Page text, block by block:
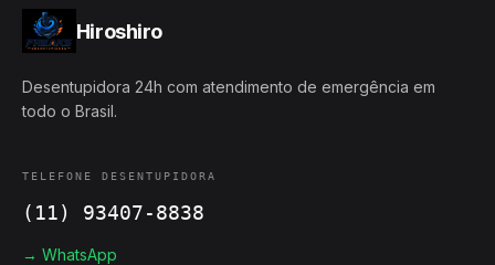
Hiroshiro
Desentupidora 24h com atendimento de emergência em
todo o Brasil.
TELEFONE DESENTUPIDORA
(11) 93407-8838
→ WhatsApp